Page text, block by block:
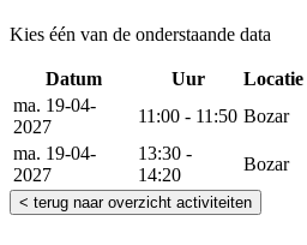
Kies één van de onderstaande data
Datum Uur Locatie
ma. 19-04-
2027
11:00 - 11:50 Bozar
ma. 19-04-
2027
13:30 -
14:20
Bozar
< terug naar overzicht activiteiten